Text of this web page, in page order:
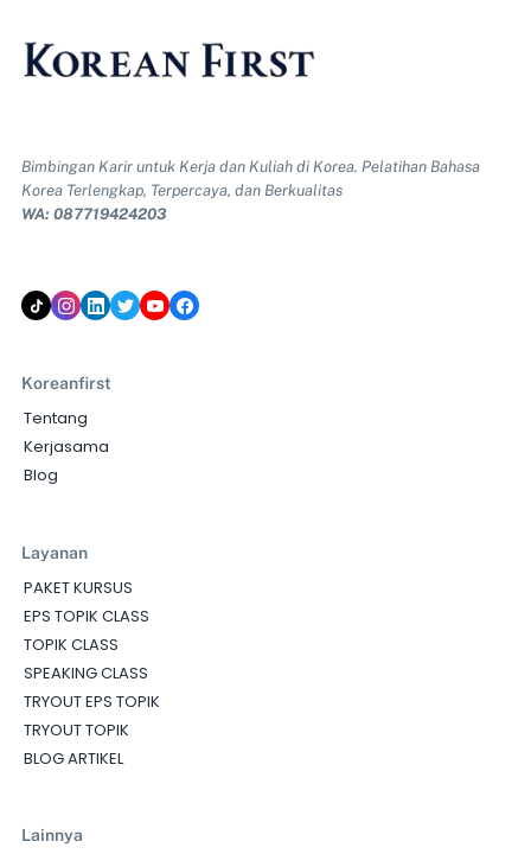
Bimbingan Karir untuk Kerja dan Kuliah di Korea. Pelatihan Bahasa
Korea Terlengkap, Terpercaya, dan Berkualitas
WA: 087719424203
Koreanfirst
Tentang
Kerjasama
Blog
Layanan
PAKET KURSUS
EPS TOPIK CLASS
TOPIK CLASS
SPEAKING CLASS
TRYOUT EPS TOPIK
TRYOUT TOPIK
BLOG ARTIKEL
Lainnya